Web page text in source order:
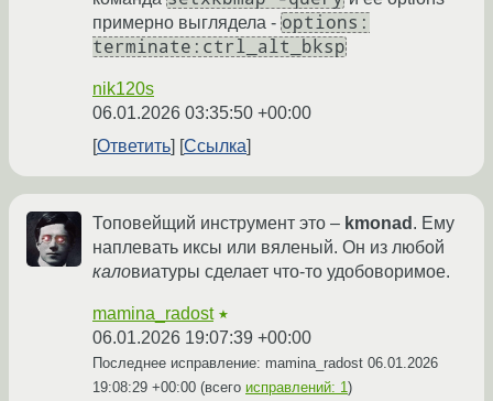
примерно выглядела - options:
terminate:ctrl_alt_bksp
nik120s
06.01.2026 03:35:50 +00:00
Ответить
Ссылка
Топовейщий инструмент это – kmonad . Ему
наплевать иксы или вяленый. Он из любой
каловиатуры сделает что-то удобоворимое.
mamina_radost ★
06.01.2026 19:07:39 +00:00
Последнее исправление: mamina_radost 06.01.2026
19:08:29 +00:00 (всего исправлений: 1)